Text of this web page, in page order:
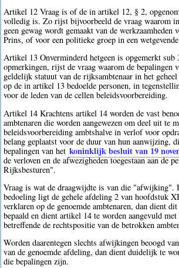
Artikel 12 Vraag is of de in artikel 12, § 2,
volledig is. Zo rijst bijvoorbeeld de vraag waarom
geen gewag wordt gemaakt van de werkzaamheden
Prins, of voor een politieke groep in een
Artikel 13 Onverminderd hetgeen is opgemerkt sub
opmerkingen, rijst de vraag waarom de bepalingen
geldelijk statuut van de rijksambtenaar in het
op de in artikel 13 bedoelde personen, in
voor de leden van de cellen beleidsvoorbereiding.
Artikel 14 Krachtens artikel 14 worden de vast
ambtenaren die worden aangewezen om deel uit te
beleidsvoorbereiding ambtshalve in verlof voor
belang geplaatst voor de duur van hun aanwijzing,
bepalingen van het koninklijk besluit van 19
de verloven en de afwezigheden toegestaan aan de
Rijksbesturen".
Vraag is wat de draagwijdte is van die "afwijking".
bedoeling ligt de gehele afdeling 2 van hoofdstuk
verklaren op de genoemde ambtenaren, dan dient
bepaald en dient artikel 14 te worden aangevuld
betreffende de rechtspositie van de betrokken
Worden daarentegen slechts afwijkingen beoogd
van de genoemde afdeling, dan dient duidelijk te
die bepalingen zijn.